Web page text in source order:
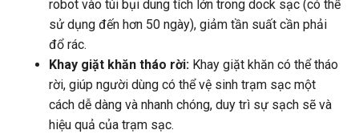
robot vào túi bụi dung tích lớn trong dock sạc (có thể
sử dụng đến hơn 50 ngày), giảm tần suất cần phải
đổ rác.
Khay giặt khăn tháo rời: Khay giặt khăn có thể tháo
rời, giúp người dùng có thể vệ sinh trạm sạc một
cách dễ dàng và nhanh chóng, duy trì sự sạch sẽ và
hiệu quả của trạm sạc.